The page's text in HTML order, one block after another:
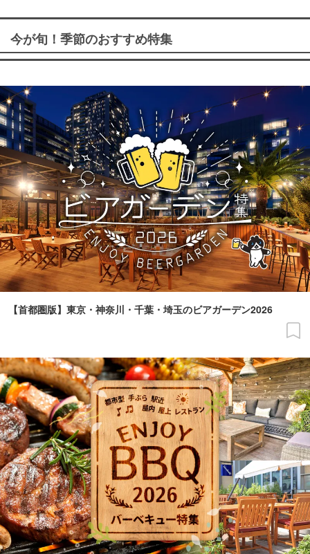
今が旬！季節のおすすめ特集
【首都圏版】東京・神奈川・千葉・埼玉のビアガーデン2026